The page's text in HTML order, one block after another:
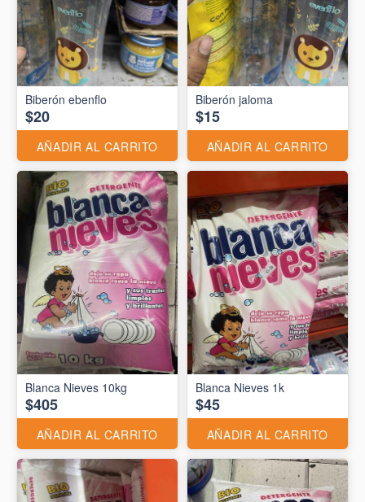
Biberón ebenflo
$20
AÑADIR AL CARRITO
Biberón jaloma
$15
AÑADIR AL CARRITO
Blanca Nieves 10kg
$405
AÑADIR AL CARRITO
Blanca Nieves 1k
$45
AÑADIR AL CARRITO